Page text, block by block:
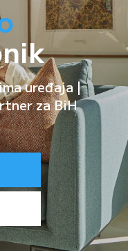
uređaja |
za BiH